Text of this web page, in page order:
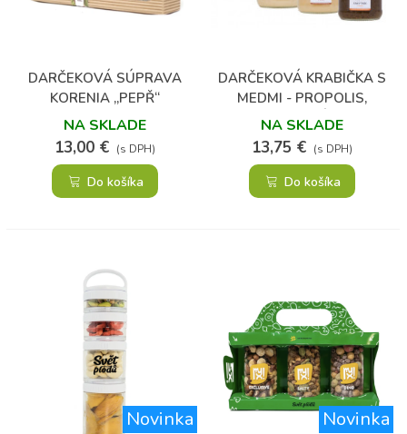
DARČEKOVÁ SÚPRAVA
KORENIA „PEPŘ“
NA SKLADE
13,00 € (s DPH)
Do košíka
DARČEKOVÁ KRABIČKA S
MEDMI - PROPOLIS,
KAKAOVÉ BÔBY A
RAKYTNÍK
NA SKLADE
13,75 € (s DPH)
Do košíka
Novinka Novinka